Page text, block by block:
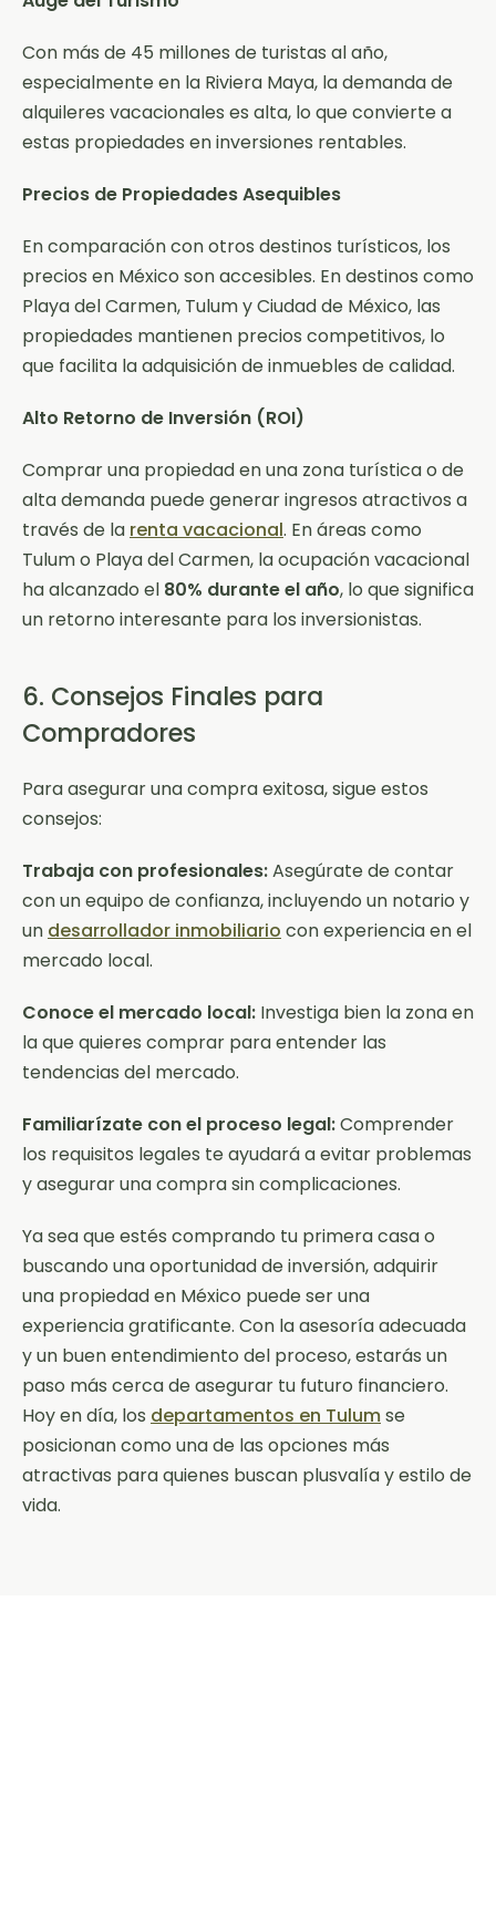
Con más de 45 millones de turistas al año,
especialmente en la Riviera Maya, la demanda de
alquileres vacacionales es alta, lo que convierte a
estas propiedades en inversiones rentables.
Precios de Propiedades Asequibles
En comparación con otros destinos turísticos, los
precios en México son accesibles. En destinos como
Playa del Carmen, Tulum y Ciudad de México, las
propiedades mantienen precios competitivos, lo
que facilita la adquisición de inmuebles de calidad.
Alto Retorno de Inversión (ROI)
Comprar una propiedad en una zona turística o de
alta demanda puede generar ingresos atractivos a
través de la renta vacacional. En áreas como
Tulum o Playa del Carmen, la ocupación vacacional
ha alcanzado el 80% durante el año, lo que significa
un retorno interesante para los inversionistas.
6. Consejos Finales para
Compradores
Para asegurar una compra exitosa, sigue estos
consejos:
Trabaja con profesionales:Asegúrate de contar
con un equipo de confianza, incluyendo un notario y
un desarrollador inmobiliario con experiencia en el
mercado local.
Conoce el mercado local: Investiga bien la zona en
la que quieres comprar para entender las
tendencias del mercado.
Familiarízate con el proceso legal:Comprender
los requisitos legales te ayudará a evitar problemas
y asegurar una compra sin complicaciones.
Ya sea que estés comprando tu primera casa o
buscando una oportunidad de inversión, adquirir
una propiedad en México puede ser una
experiencia gratificante. Con la asesoría adecuada
y un buen entendimiento del proceso, estarás un
paso más cerca de asegurar tu futuro financiero.
Hoy en día, los departamentos en Tulumse
posicionan como una de las opciones más
atractivas para quienes buscan plusvalía y estilo de
vida.